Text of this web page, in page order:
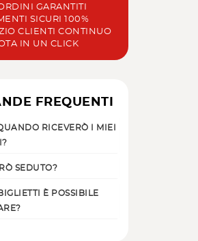
GARANTITI
SICURI 100%
CLIENTI CONTINUO
IN UN CLICK
FREQUENTI
RICEVERÒ I MIEI
SEDUTO?
È POSSIBILE